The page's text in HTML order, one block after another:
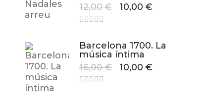
12,00€ 10,00 €
Barcelona 1700. La
música íntima
16,00€ 10,00 €